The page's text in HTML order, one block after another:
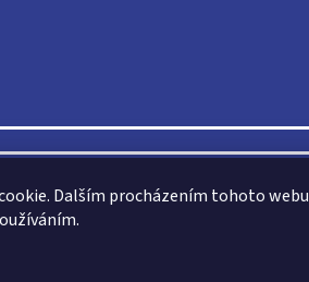
Dalším procházením tohoto webu